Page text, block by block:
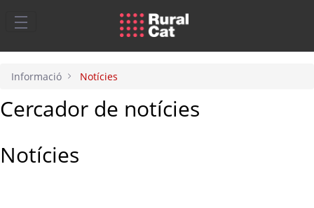
Salta al contingut principal
Informació Notícies
Cercador de notícies
Notícies